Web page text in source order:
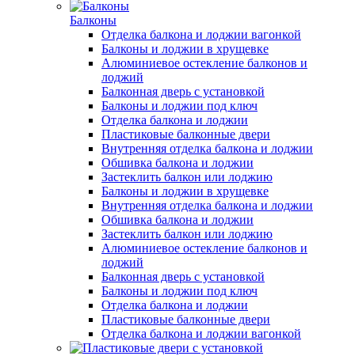
Балконы
Отделка балкона и лоджии вагонкой
Балконы и лоджии в хрущевке
Алюминиевое остекление балконов и
лоджий
Балконная дверь с установкой
Балконы и лоджии под ключ
Отделка балкона и лоджии
Пластиковые балконные двери
Внутренняя отделка балкона и лоджии
Обшивка балкона и лоджии
Застеклить балкон или лоджию
Балконы и лоджии в хрущевке
Внутренняя отделка балкона и лоджии
Обшивка балкона и лоджии
Застеклить балкон или лоджию
Алюминиевое остекление балконов и
лоджий
Балконная дверь с установкой
Балконы и лоджии под ключ
Отделка балкона и лоджии
Пластиковые балконные двери
Отделка балкона и лоджии вагонкой